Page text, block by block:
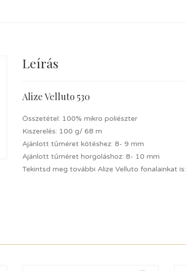
Leírás
Alize Velluto 530
Összetétel: 100% mikro poliészter
Kiszerelés: 100 g/ 68 m
Ajánlott tűméret kötéshez: 8- 9 mm
Ajánlott tűméret horgoláshoz: 8- 10 mm
Tekintsd meg további Alize Velluto fonalainkat is: